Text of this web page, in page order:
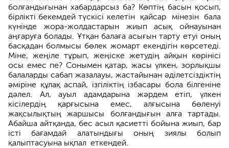
болғандығынан хабардарсыз ба? Көптің басын қосып,
бірлікті бекемдей түскісі келетін қайсар мінезін бала
күнінде жора-жолдастарын жиып асық ойнауынан
аңғаруға болады. Ұтқан балаға асығын тарту етуі оның
басқадан болмысы бөлек жомарт екендігін көрсетеді.
Міне, жеңіле тұрып, жеңіске жетудің айқын көрінісі
осы емес пе? Сонымен қатар, жасы үлкен, зорлықшы
балаларды сабап жазалауы, жастайынан әділетсіздіктің
әміріне құлақ аспай, ізгіліктің ізбасары бола білгеніне
дәлел. Ал, ауыл адамдарына жәрдем етіп, үлкен
кісілердің қарғысына емес, алғысына бөленуі
жақсылықтың жаршысы болғандығын алға тартады.
Абайша айтқанда, бес асыл қасиетті бойына жиып, бар
істі бағамдай алатындығы оның зиялы болып
қалыптасуына ықпал еткендей.